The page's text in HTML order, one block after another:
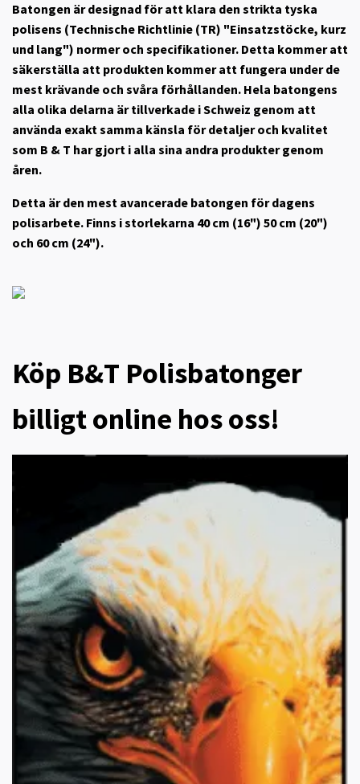
Batongen är designad för att klara den strikta tyska
polisens (Technische Richtlinie (TR) "Einsatzstöcke, kurz
und lang") normer och specifikationer. Detta kommer att
säkerställa att produkten kommer att fungera under de
mest krävande och svåra förhållanden. Hela batongens
alla olika delarna är tillverkade i Schweiz genom att
använda exakt samma känsla för detaljer och kvalitet
som B & T har gjort i alla sina andra produkter genom
åren.
Detta är den mest avancerade batongen för dagens
polisarbete. Finns i storlekarna 40 cm (16") 50 cm (20")
och 60 cm (24").
Köp B&T Polisbatonger
billigt online hos oss!